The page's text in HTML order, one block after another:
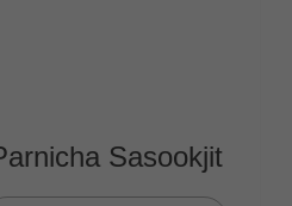
Sasookjit